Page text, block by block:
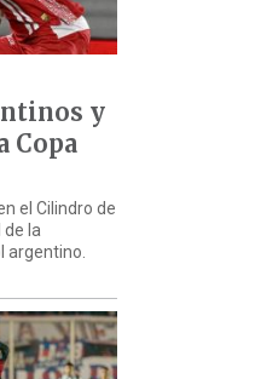
y
Copa
el Cilindro de
de la
argentino.